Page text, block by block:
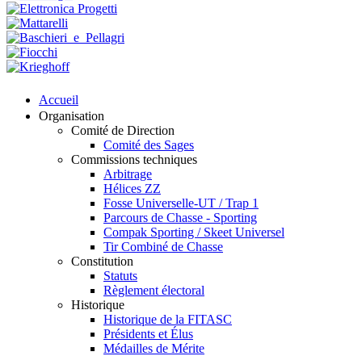
Accueil
Organisation
Comité de Direction
Comité des Sages
Commissions techniques
Arbitrage
Hélices ZZ
Fosse Universelle-UT / Trap 1
Parcours de Chasse - Sporting
Compak Sporting / Skeet Universel
Tir Combiné de Chasse
Constitution
Statuts
Règlement électoral
Historique
Historique de la FITASC
Présidents et Élus
Médailles de Mérite